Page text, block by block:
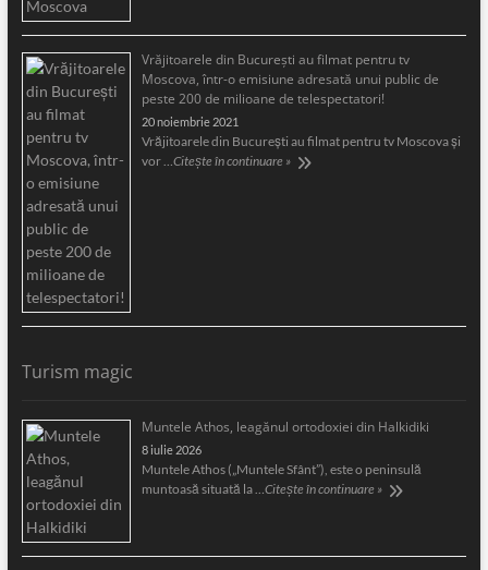
Vrăjitoarele din București au filmat pentru tv
Moscova, într-o emisiune adresată unui public de
peste 200 de milioane de telespectatori!
20 noiembrie 2021
Vrăjitoarele din București au filmat pentru tv Moscova și
vor …Citește în continuare »
Turism magic
Muntele Athos, leagănul ortodoxiei din Halkidiki
8 iulie 2026
Muntele Athos („Muntele Sfânt”), este o peninsulă
muntoasă situată la …Citește în continuare »